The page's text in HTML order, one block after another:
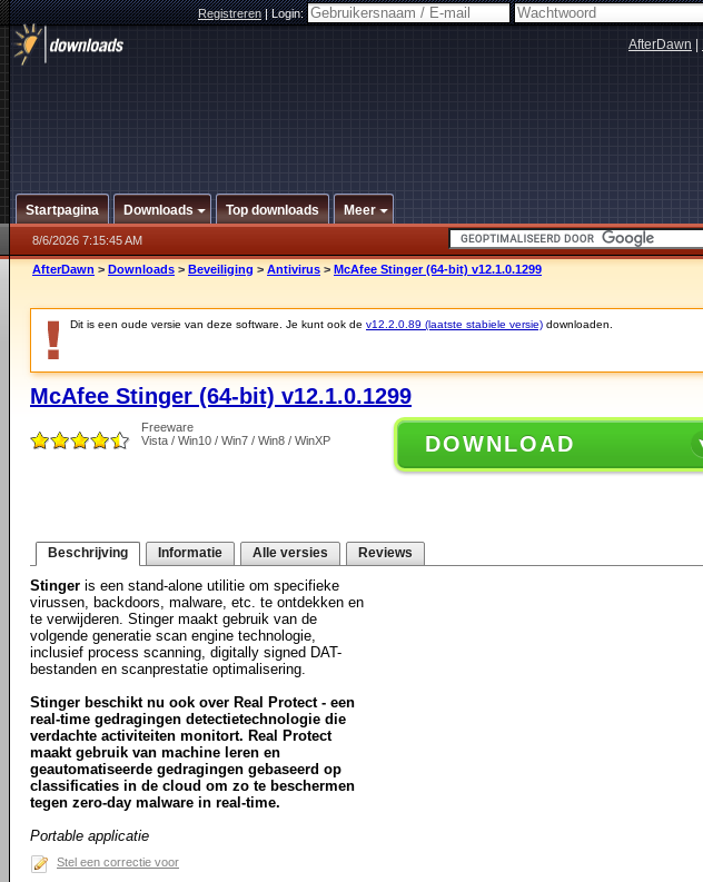
Registreren|Login:
AfterDawn
Startpagina Downloads Top downloads Meer
8/6/2026 7:15:45 AM
AfterDawn > Downloads > Beveiliging > Antivirus > McAfee Stinger (64-bit) v12.1.0.1299
Dit is een oude versie van deze software. Je kunt ook de v12.2.0.89 (laatste stabiele versie) downloaden.
McAfee Stinger (64-bit) v12.1.0.1299
Freeware
Vista / Win10 / Win7 / Win8 / WinXP
DOWNLOAD
Beschrijving Informatie Alle versies Reviews
Stinger is een stand-alone utilitie om specifieke
virussen, backdoors, malware, etc. te ontdekken en
te verwijderen. Stinger maakt gebruik van de
volgende generatie scan engine technologie,
inclusief process scanning, digitally signed DAT-
bestanden en scanprestatie optimalisering.
Stinger beschikt nu ook over Real Protect - een
real-time gedragingen detectietechnologie die
verdachte activiteiten monitort. Real Protect
maakt gebruik van machine leren en
geautomatiseerde gedragingen gebaseerd op
classificaties in de cloud om zo te beschermen
tegen zero-day malware in real-time.
Portable applicatie
Stel een correctie voor